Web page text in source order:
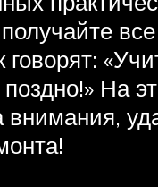
говорят:
поздно!» На
внимания,